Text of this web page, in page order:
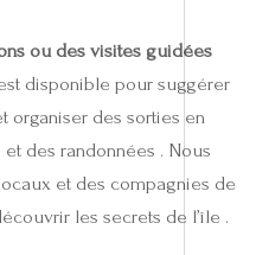
ou des visites guidées
disponible pour suggérer
organiser des sorties en
des randonnées . Nous
et des compagnies de
les secrets de l’île .